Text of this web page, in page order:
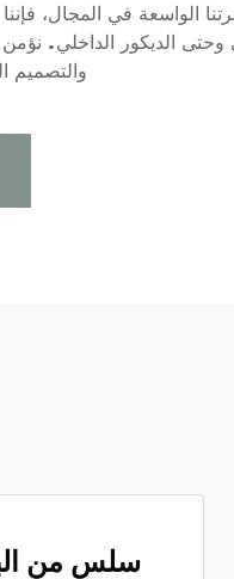
الواسعة في المجال،
وحتى الديكور الداخلي.
والتصميم
سلس من